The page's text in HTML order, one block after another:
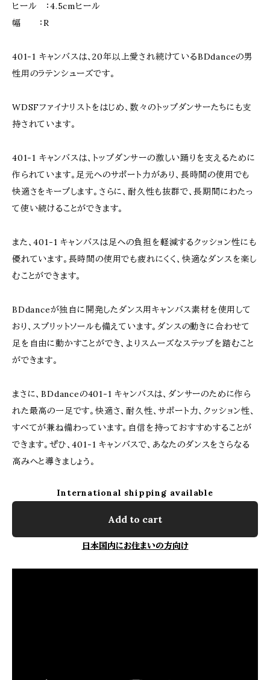
ヒール ：4.5cmヒール
幅 ：R
401-1 キャンバスは、20年以上愛され続けているBDdanceの男
性用のラテンシューズです。
WDSFファイナリストをはじめ、数々のトップダンサーたちにも支
持されています。
401-1 キャンバスは、トップダンサーの激しい踊りを支えるために
作られています。足元へのサポート力があり、長時間の使用でも
快適さをキープします。さらに、耐久性も抜群で、長期間にわたっ
て使い続けることができます。
また、401-1 キャンバスは足への負担を軽減するクッション性にも
優れています。長時間の使用でも疲れにくく、快適なダンスを楽し
むことができます。
BDdanceが独自に開発したダンス用キャンバス素材を使用して
おり、スプリットソールも備えています。ダンスの動きに合わせて
足を自由に動かすことができ、よりスムーズなステップを踏むこと
ができます。
まさに、BDdanceの401-1 キャンバスは、ダンサーのために作ら
れた最高の一足です。快適さ、耐久性、サポート力、クッション性、
すべてが兼ね備わっています。自信を持っておすすめすることが
できます。ぜひ、401-1 キャンバスで、あなたのダンスをさらなる
高みへと導きましょう。
International shipping available
Add to cart
日本国内にお住まいの方向け